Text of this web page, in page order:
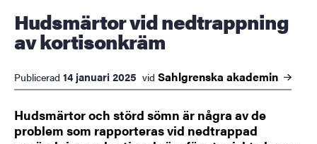
Hudsmärtor vid nedtrappning
av kortisonkräm
Publicerad 14 januari 2025 vid Sahlgrenska akademin
Hudsmärtor och störd sömn är några av de
problem som rapporteras vid nedtrappad